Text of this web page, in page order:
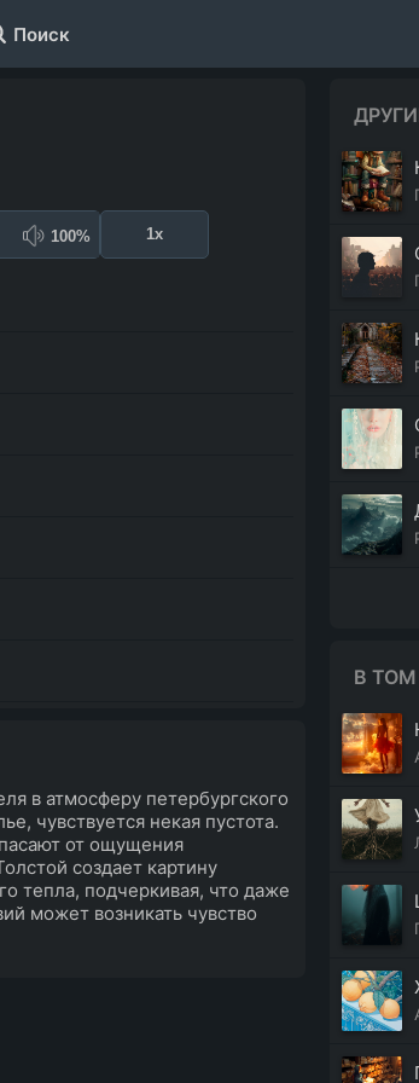
Поиск
100% 1x
в атмосферу петербургского
чувствуется некая пустота.
от ощущения
создает картину
тепла, подчеркивая, что даже
может возникать чувство
В